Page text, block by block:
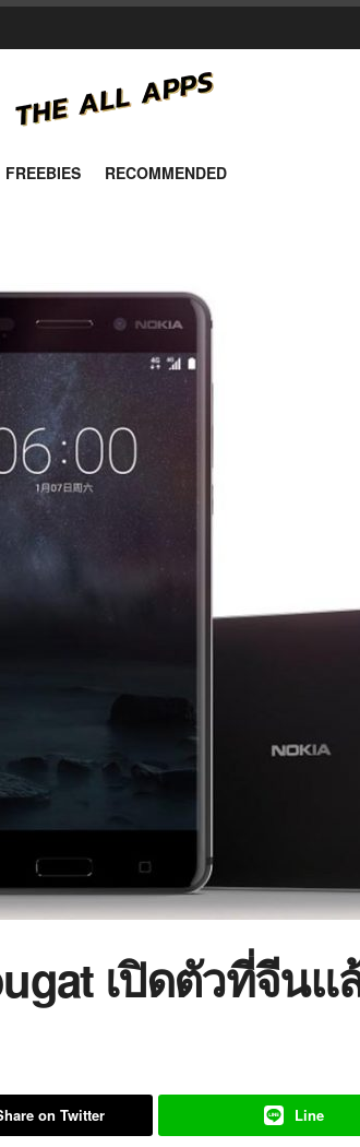
FREEBIES RECOMMENDED
เปิดตัวที่จีนแ
on Twitter Line